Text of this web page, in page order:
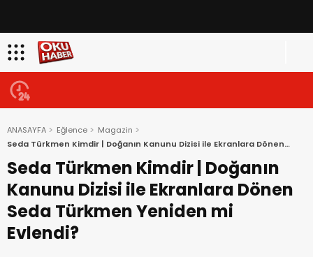
ANASAYFA Eğlence
Magazin
Seda Türkmen Kimdir | Doğanın Kanunu Dizisi ile Ekranlara Dönen
Seda Türkmen Yeniden mi Evlendi?
Seda Türkmen Kimdir | Doğanın
Kanunu Dizisi ile Ekranlara Dönen
Seda Türkmen Yeniden mi
Evlendi?